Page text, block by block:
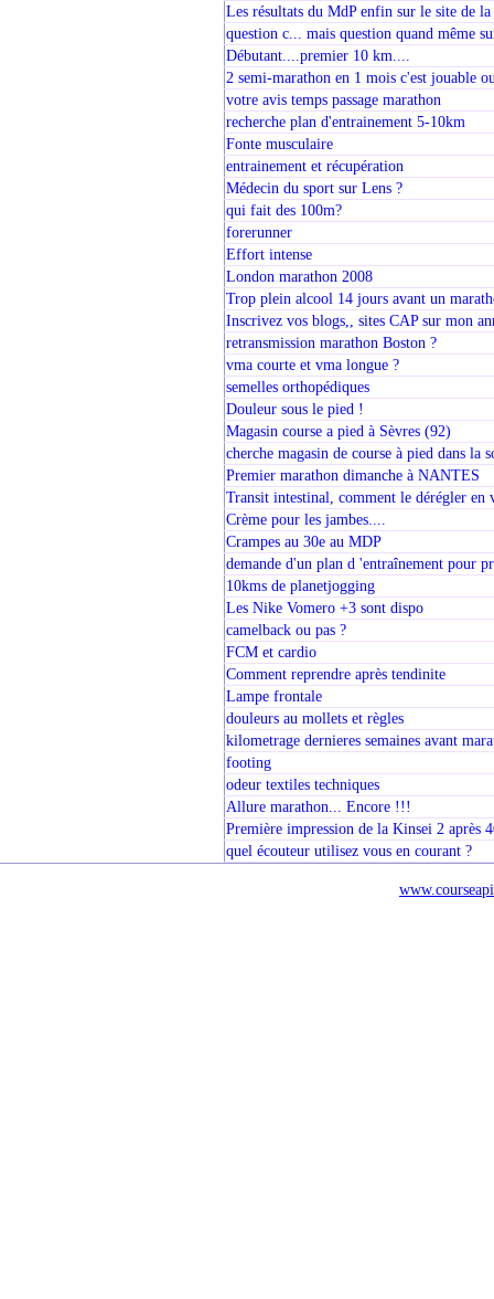
Les résultats du MdP enfin sur le site de
question c... mais question quand même
Débutant....premier 10 km....
2 semi-marathon en 1 mois c'est jouable
votre avis temps passage marathon
recherche plan d'entrainement 5-10km
Fonte musculaire
entrainement et récupération
Médecin du sport sur Lens ?
qui fait des 100m?
forerunner
Effort intense
London marathon 2008
Trop plein alcool 14 jours avant un
Inscrivez vos blogs,, sites CAP sur mon
retransmission marathon Boston ?
vma courte et vma longue ?
semelles orthopédiques
Douleur sous le pied !
Magasin course a pied à Sèvres (92)
cherche magasin de course à pied dans la
Premier marathon dimanche à NANTES
Transit intestinal, comment le dérégler en
Crème pour les jambes....
Crampes au 30e au MDP
demande d'un plan d 'entraînement pour
10kms de planetjogging
Les Nike Vomero +3 sont dispo
camelback ou pas ?
FCM et cardio
Comment reprendre après tendinite
Lampe frontale
douleurs au mollets et règles
kilometrage dernieres semaines avant
footing
odeur textiles techniques
Allure marathon... Encore !!!
Première impression de la Kinsei 2 après
quel écouteur utilisez vous en courant ?